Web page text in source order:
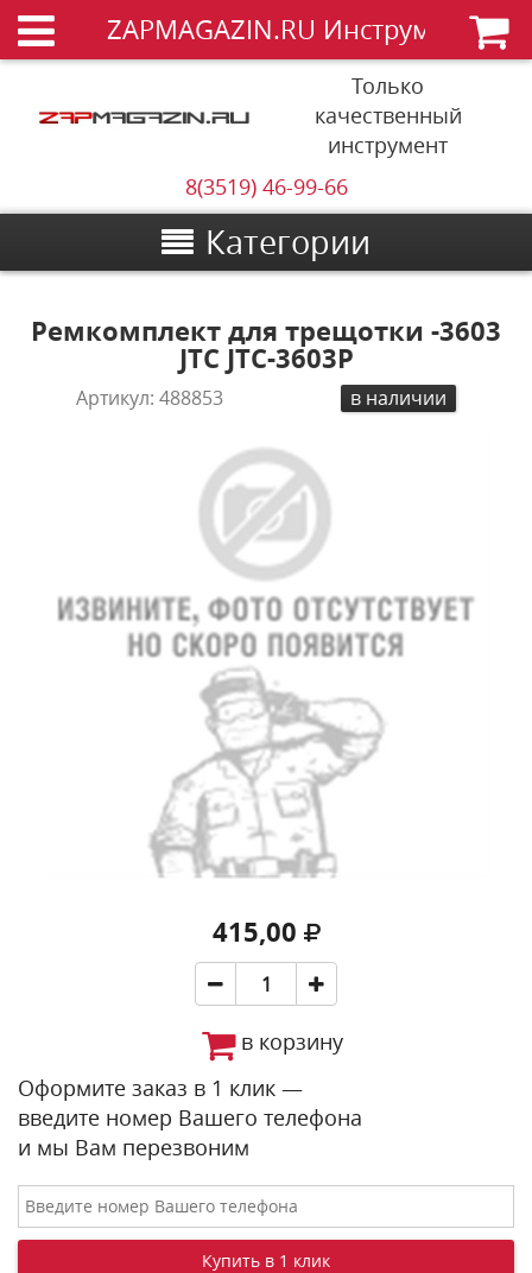
ZAPMAGAZIN.RU Инструменты
Только
качественный
инструмент
8(3519) 46-99-66
Категории
Ремкомплект для трещотки -3603
JTC JTC-3603P
Артикул:488853 в наличии
415,00
в корзину
Оформите заказ в 1 клик —
введите номер Вашего телефона
и мы Вам перезвоним